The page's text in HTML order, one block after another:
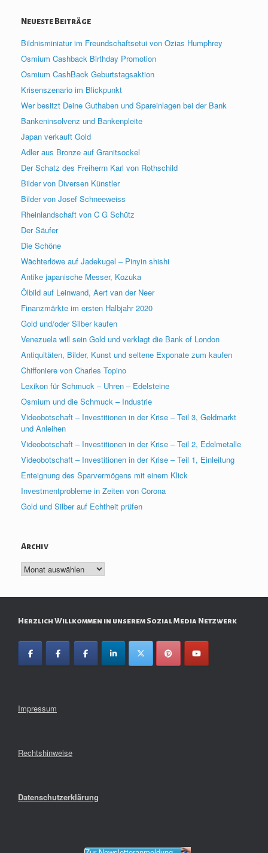
Neueste Beiträge
Bildnisminiatur im Freundschaftsetui von Ozias Humphrey
Osmium Cashback Birthday Promotion
Osmium CashBack Geburtstagsaktion
Krisenszenario im Blickpunkt
Wer besitzt Deine Guthaben und Spareinlagen bei der Bank
Bankeninsolvenz und Bankenpleite
Japan verkauft Gold
Adler aus Bronze auf Granitsockel
Der Schatz des Freiherrn Karl von Rothschild
Bilder von Diversen Künstler
Bilder von Josef Schneeweiss
Rheinlandschaft von C G Schütz
Der Säufer
Die Schöne
Wächterlöwe auf Jadekugel – Pinyin shishi
Antike japanische Messer, Kozuka
Ölbild auf Leinwand, Aert van der Neer
Finanzmärkte im ersten Halbjahr 2020
Gold und/oder Silber kaufen
Venezuela will sein Gold und verklagt die Bank of London
Antiquitäten, Bilder, Kunst und seltene Exponate zum kaufen
Chiffoniere von Charles Topino
Lexikon für Schmuck – Uhren – Edelsteine
Osmium und die Schmuck – Industrie
Videobotschaft – Investitionen in der Krise – Teil 3, Geldmarkt
und Anleihen
Videobotschaft – Investitionen in der Krise – Teil 2, Edelmetalle
Videobotschaft – Investitionen in der Krise – Teil 1, Einleitung
Enteignung des Sparvermögens mit einem Klick
Investmentprobleme in Zeiten von Corona
Gold und Silber auf Echtheit prüfen
Archiv
Archiv
Herzlich Willkommen in unserem Sozial Media Netzwerk
Impressum
Rechtshinweise
Datenschutzerklärung